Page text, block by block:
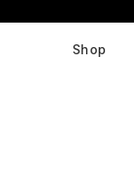
Shop